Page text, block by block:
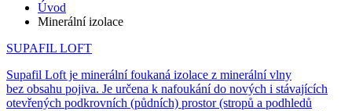
Úvod
Minerální izolace
SUPAFIL LOFT
Supafil Loft je minerální foukaná izolace z minerální vlny
bez obsahu pojiva. Je určena k nafoukání do nových i stávajících
otevřených podkrovních (půdních) prostor (stropů a podhledů